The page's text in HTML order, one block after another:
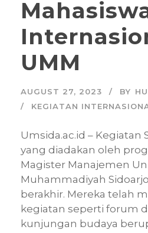
UMM
AUGUST 27, 2023 BY
KEGIATAN
Umsida.ac.id – Kegiatan
yang diadakan oleh
Magister Manajemen
Muhammadiyah
berakhir. Mereka telah
kegiatan seperti forum
kunjungan budaya